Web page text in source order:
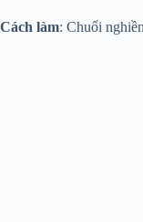
Cách làm: Chuối